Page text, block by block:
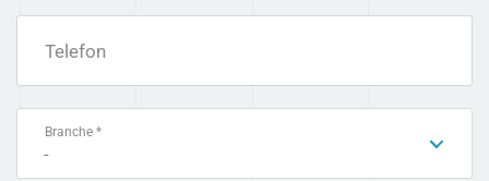
Telefon
Branche *
-